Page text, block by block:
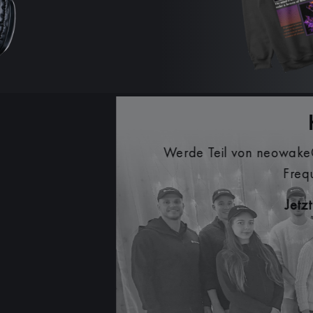
neowake® Partner und verdiene attraktive
Empfehlungen unserer Produkte. Inkl.
und erprobten Marketingmaterialien.
Jetzt als Partner registrieren >